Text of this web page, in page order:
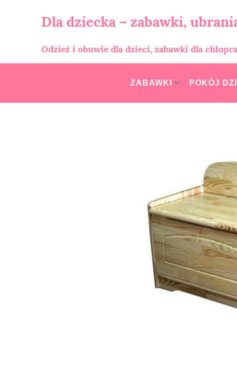
Dla dziecka – zabawki,
Odzież i obuwie dla dzieci, zabawki dla
ZABAWKI POKÓJ